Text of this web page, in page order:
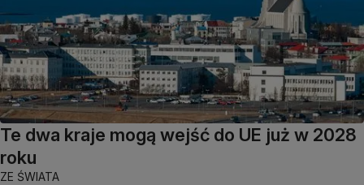
Te dwa kraje mogą wejść do UE już w 2028
roku
ZE ŚWIATA